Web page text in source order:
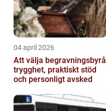
04 april 2026
Att välja begravningsbyrå
trygghet, praktiskt stöd
och personligt avsked